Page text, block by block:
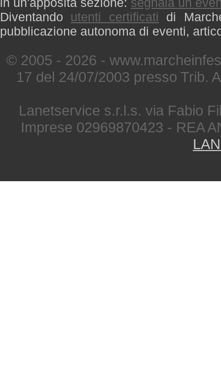
Diventando utenti certificati di
pubblicazione autonoma di eventi,
© 2005 - 2026 -
17 del 24/07/2003 presso Trib.
Lanetservice s.r.l.s. via Fabio
Imprese 02969870423 - REA